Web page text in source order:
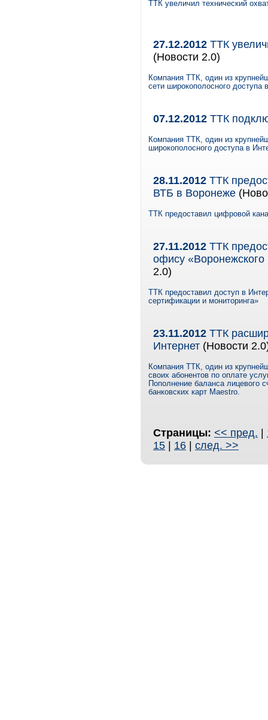
ТТК увеличил технический
27.12.2012 ТТК
(Новости 2.0)
Компания ТТК, один из
сети широкополосного
07.12.2012 ТТК
Компания ТТК, один из
широкополосного доступа в
28.11.2012 ТТК
ВТБ в Воронеже
ТТК предоставил цифровой
27.11.2012 ТТК
офису
2.0)
ТТК предоставил доступ в
сертификации и мониторинга»
23.11.2012 ТТК
Интернет (Новости
Компания ТТК, один из
своих абонентов по оплате
Пополнение баланса лицевого
банковских карт Maestro.
Страницы: << пред.
15
16 след. >>